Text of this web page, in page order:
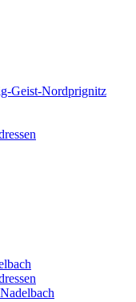
Geist-Nordprignitz